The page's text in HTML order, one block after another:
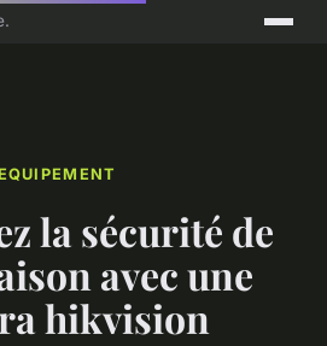
EQUIPEMENT
la sécurité de
avec une
hikvision